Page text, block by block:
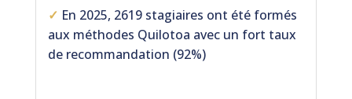
✓ En 2025, 2619 stagiaires ont été formés
aux méthodes Quilotoa avec un fort taux
de recommandation (92%)